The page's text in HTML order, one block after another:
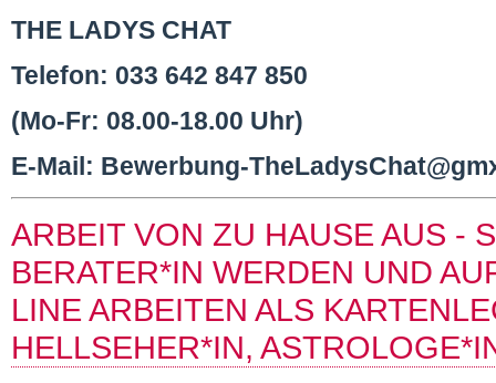
THE LADYS CHAT
Telefon: 033 642 847 850
(Mo-Fr: 08.00-18.00 Uhr)
E-Mail: Bewerbung-
ARBEIT VON ZU HAUSE AUS -
BERATER*IN WERDEN UND
LINE ARBEITEN ALS
HELLSEHER*IN,